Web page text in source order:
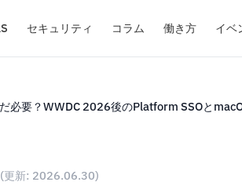
セキュリティ コラム 働き方 イベ
必要？WWDC 2026後のPlatform SSOと
(更新: 2026.06.30)